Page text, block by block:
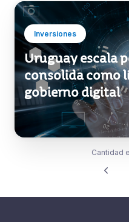
Inversiones
Uruguay escala
consolida como
gobierno digital
Cantidad